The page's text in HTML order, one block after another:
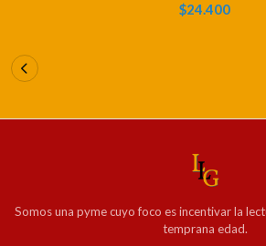
$24.400
Somos una pyme cuyo foco es incentivar la
temprana edad.